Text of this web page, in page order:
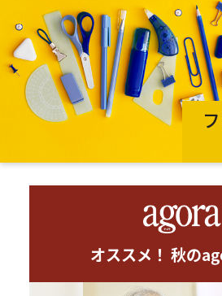
オススメ！ 秋の